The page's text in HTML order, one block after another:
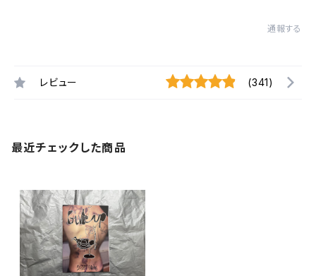
通報する
レビュー (341)
最近チェックした商品